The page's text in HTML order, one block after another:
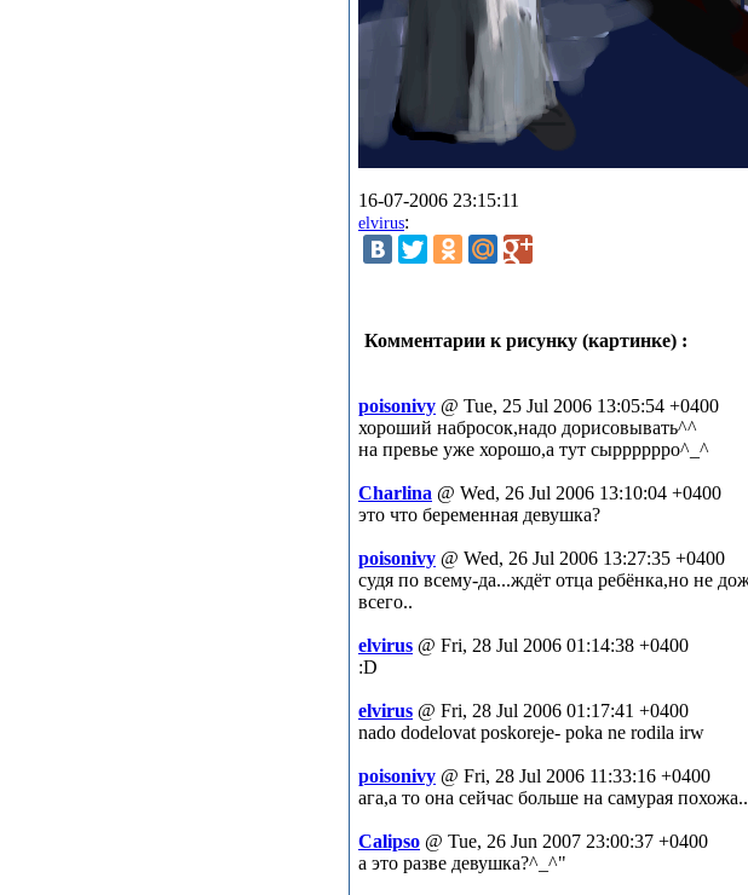
16-07-2006 23:15:11
elvirus:
Комментарии к рисунку (картинке) :
poisonivy @ Tue, 25 Jul 2006 13:05:54 +0400
хороший набросок,надо дорисовывать^^
на превье уже хорошо,а тут сырррррро^_^
Charlina @ Wed, 26 Jul 2006 13:10:04 +0400
это что беременная девушка?
poisonivy @ Wed, 26 Jul 2006 13:27:35 +0400
судя по всему-да...ждёт отца ребёнка,но не
всего..
elvirus @ Fri, 28 Jul 2006 01:14:38 +0400
:D
elvirus @ Fri, 28 Jul 2006 01:17:41 +0400
nado dodelovat poskoreje- poka ne rodila irw
poisonivy @ Fri, 28 Jul 2006 11:33:16 +0400
ага,а то она сейчас больше на самурая
Calipso @ Tue, 26 Jun 2007 23:00:37 +0400
а это разве девушка?^_^"